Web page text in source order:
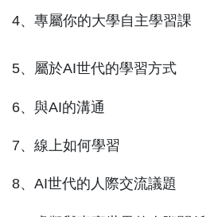
4、專屬你的大學自主學習課
5、屬於AI世代的學習方式
6、與AI的溝通
7、線上如何學習
8、AI世代的人際交流議題